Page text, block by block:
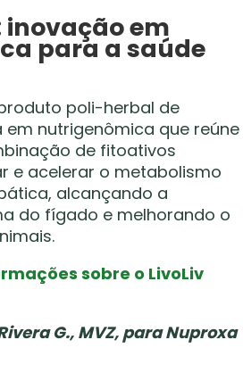
inovação em
para a saúde
poli-herbal de
nutrigenômica que reúne
de fitoativos
e acelerar o metabolismo
alcançando a
do fígado e melhorando o
sobre o LivoLiv
G., MVZ, para Nuproxa